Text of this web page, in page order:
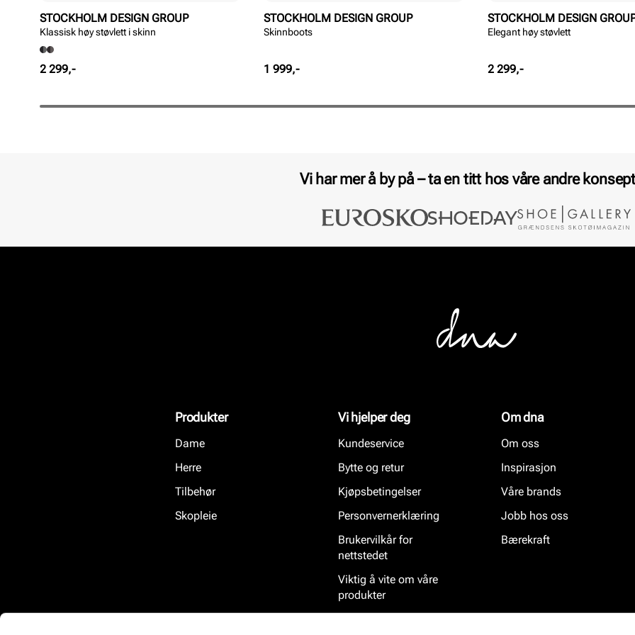
STOCKHOLM DESIGN GROUP
Klassisk høy støvlett i skinn
Pris
2 299,-
STOCKHOLM DESIGN GROUP
Skinnboots
Pris
1 999,-
STOCKHOLM DESIGN
Elegant høy støvlett
Pris
2 299,-
Vi har mer å by på – ta en titt hos våre andre
Produkter
Dame
Herre
Tilbehør
Skopleie
Vi hjelper deg
Kundeservice
Bytte og retur
Kjøpsbetingelser
Personvernerklæring
Brukervilkår for
nettstedet
Viktig å vite om våre
produkter
Om dna
Om oss
Inspirasjon
Våre brands
Jobb hos oss
Bærekraft